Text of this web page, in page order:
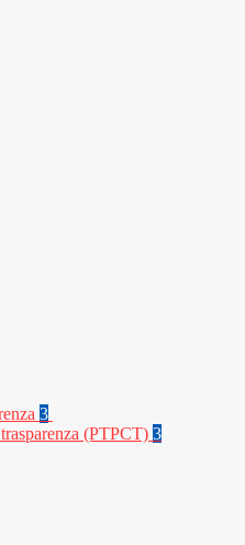
3
(PTPCT) 3